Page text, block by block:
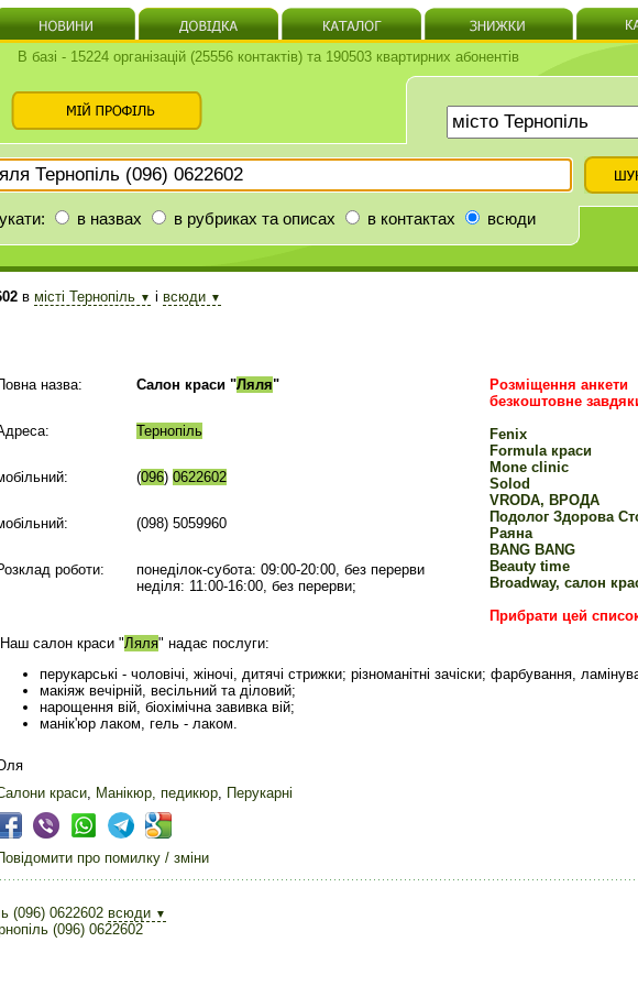
В базі - 15224 організацій (25556 контактів) та 190503 квартирних абонентів
в назвах в рубриках та описах в контактах всюди
в місті Тернопіль ▼ і всюди ▼
Розміщення анкети
безкоштовне
Fenix
Formula краси
Mone clinic
Solod
VRODA, ВРОДА
Подолог Здорова
Раяна
BANG BANG
Beauty time
Broadway, салон
Прибрати цей
назва: Салон краси "Ляля"
Тернопіль
(096) 0622602
(098) 5059960
роботи:
понеділок-субота: 09:00-20:00, без перерви
неділя: 11:00-16:00, без перерви;
Наш салон краси "Ляля" надає послуги:
перукарські - чоловічі, жіночі, дитячі стрижки; різноманітні зачіски; фарбування,
макіяж вечірній, весільний та діловий;
нарощення вій, біохімічна завивка вій;
манік'юр лаком, гель - лаком.
краси, Манікюр, педикюр, Перукарні
про помилку / зміни
(096) 0622602 всюди ▼
(096) 0622602